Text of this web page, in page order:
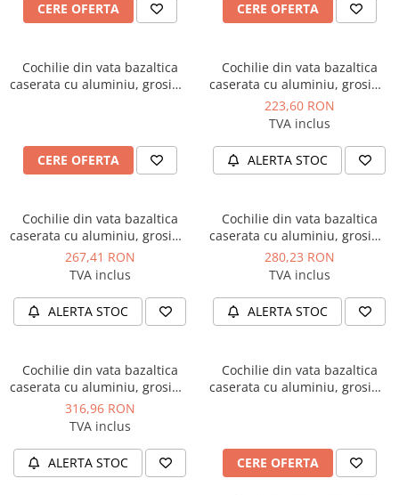
lungime 1 ml, Isoshell
CERE OFERTA
lungime 1 ml, Isoshell
CERE OFERTA
Cochilie din vata bazaltica
caserata cu aluminiu, grosime
CERE OFERTA
Cochilie din vata bazaltica
caserata cu aluminiu, grosime
100 mm, diametru 116 mm,
lungime 1 ml, Isoshell
223,60 RON
TVA inclus
ALERTA STOC
Cochilie din vata bazaltica
caserata cu aluminiu, grosime
100 mm, diametru 140 mm,
lungime 1 ml, Isoshell
267,41 RON
TVA inclus
ALERTA STOC
Cochilie din vata bazaltica
caserata cu aluminiu, grosime
100 mm, diametru 159 mm,
lungime 1 ml, Isoshell
280,23 RON
TVA inclus
ALERTA STOC
Cochilie din vata bazaltica
caserata cu aluminiu, grosime
100 mm, diametru 168 mm,
lungime 1 ml, Isoshell
316,96 RON
TVA inclus
ALERTA STOC
Cochilie din vata bazaltica
caserata cu aluminiu, grosime
CERE OFERTA